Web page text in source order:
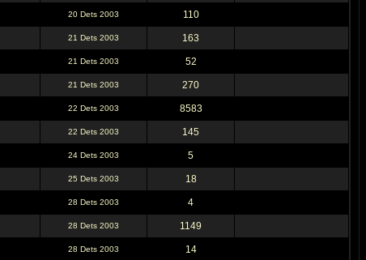
20 Dets 2003 110
21 Dets 2003 163
21 Dets 2003 52
21 Dets 2003 270
22 Dets 2003 8583
22 Dets 2003 145
24 Dets 2003 5
25 Dets 2003 18
28 Dets 2003 4
28 Dets 2003 1149
28 Dets 2003 14